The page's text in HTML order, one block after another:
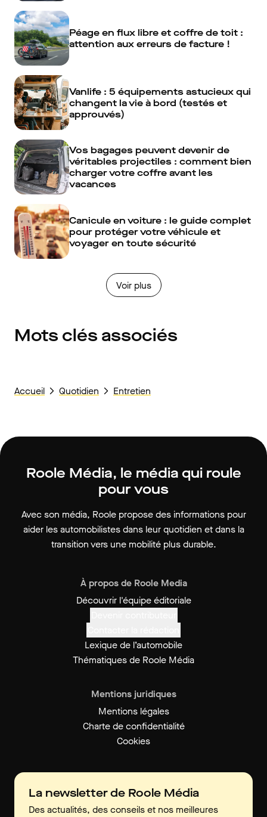
Péage en flux libre et coffre de toit :
attention aux erreurs de facture !
Vanlife : 5 équipements astucieux qui
changent la vie à bord (testés et
approuvés)
Vos bagages peuvent devenir de
véritables projectiles : comment bien
charger votre coffre avant les
vacances
Canicule en voiture : le guide complet
pour protéger votre véhicule et
voyager en toute sécurité
Voir plus
Mots clés associés
Accueil Quotidien Entretien
Roole Média, le média qui roule
pour vous
Avec son média, Roole propose des informations pour
aider les automobilistes dans leur quotidien et dans la
transition vers une mobilité plus durable.
À propos de Roole Media
Découvrir l'équipe éditoriale
Lexique de l’automobile
Thématiques de Roole Média
Mentions juridiques
Mentions légales
Charte de confidentialité
Cookies
La newsletter de Roole Média
Des actualités, des conseils et nos meilleures